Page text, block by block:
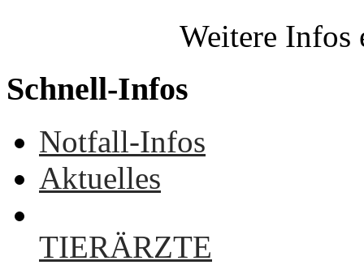
Weitere Infos
Schnell-Infos
Notfall-Infos
Aktuelles
TIERÄRZTE